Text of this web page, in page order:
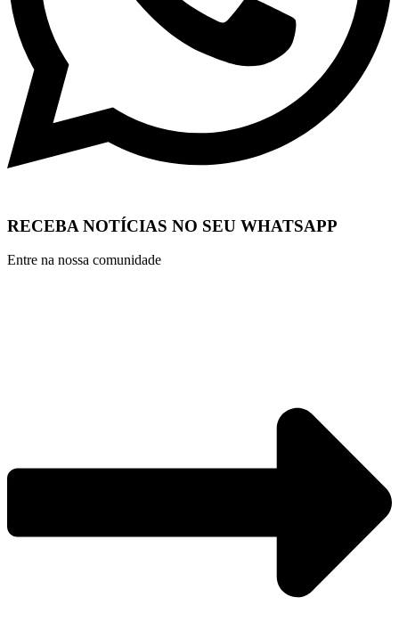
RECEBA NOTÍCIAS NO SEU WHATSAPP
Entre na nossa comunidade